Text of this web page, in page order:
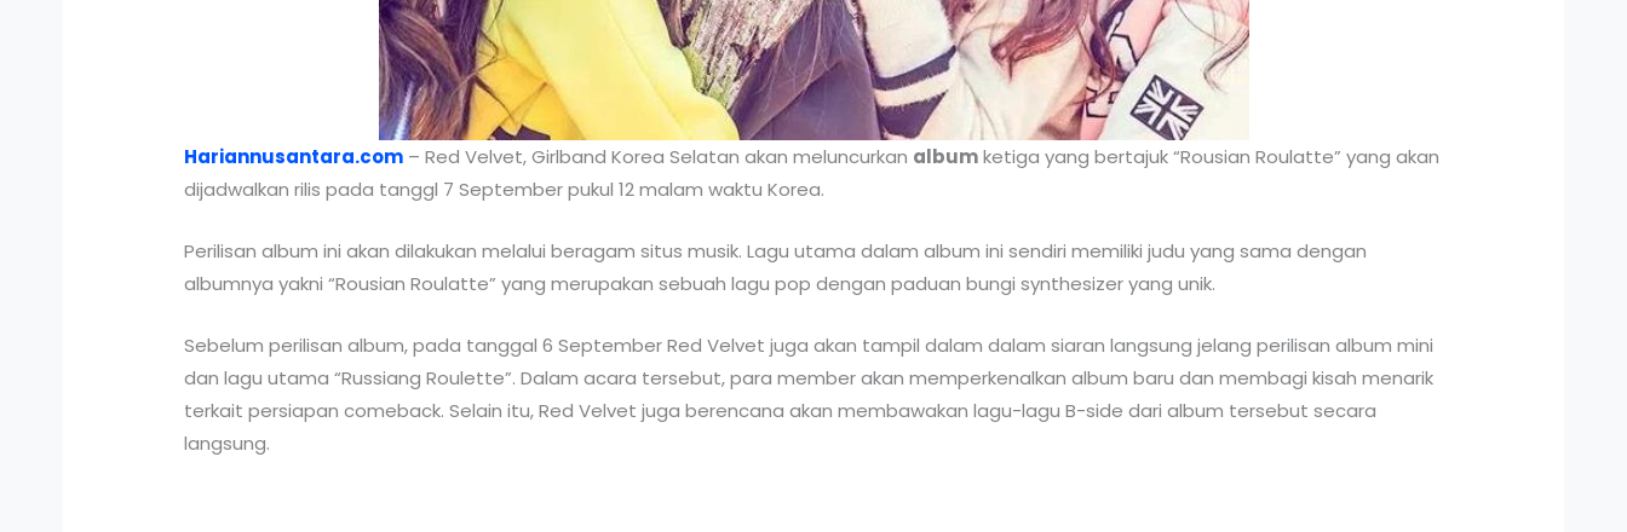
Hariannusantara.com – Red Velvet, Girlband Korea Selatan akan meluncurkan albumketiga yang bertajuk “Rousian Roulatte” yang akan
dijadwalkan rilis pada tanggl 7 September pukul 12 malam waktu Korea.
Perilisan album ini akan dilakukan melalui beragam situs musik. Lagu utama dalam album ini sendiri memiliki judu yang sama dengan
albumnya yakni “Rousian Roulatte” yang merupakan sebuah lagu pop dengan paduan bungi synthesizer yang unik.
Sebelum perilisan album, pada tanggal 6 September Red Velvet juga akan tampil dalam dalam siaran langsung jelang perilisan album mini
dan lagu utama “Russiang Roulette”. Dalam acara tersebut, para member akan memperkenalkan album baru dan membagi kisah menarik
terkait persiapan comeback. Selain itu, Red Velvet juga berencana akan membawakan lagu-lagu B-side dari album tersebut secara
langsung.